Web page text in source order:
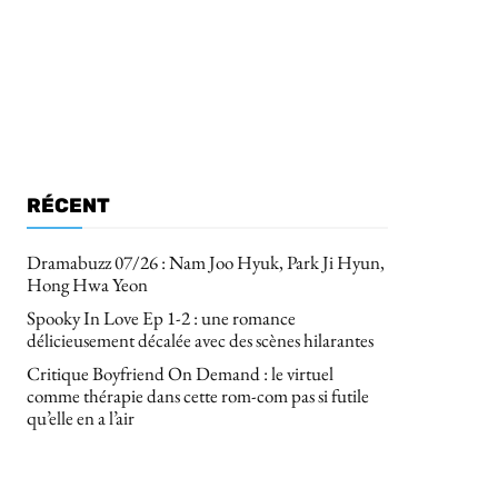
RÉCENT
Dramabuzz 07/26 : Nam Joo Hyuk, Park Ji Hyun,
Hong Hwa Yeon
Spooky In Love Ep 1-2 : une romance
délicieusement décalée avec des scènes hilarantes
Critique Boyfriend On Demand : le virtuel
comme thérapie dans cette rom-com pas si futile
qu’elle en a l’air